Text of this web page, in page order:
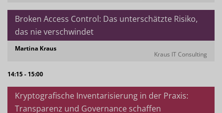
Broken Access Control: Das unterschätzte Risiko,
das nie verschwindet
Martina Kraus
Kraus IT Consulting
14:15 - 15:00
Kryptografische Inventarisierung in der Praxis:
Transparenz und Governance schaffen